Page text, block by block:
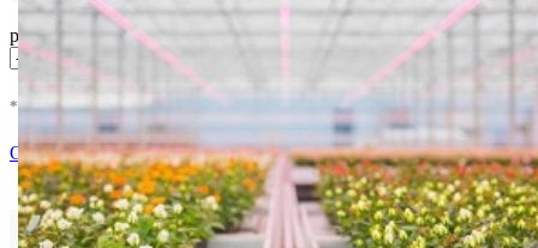
pakovanje
* U cenu je uracunat PDV * Nema Na Stanju !
Ocenite i napišite preporuku
Isporuka Info